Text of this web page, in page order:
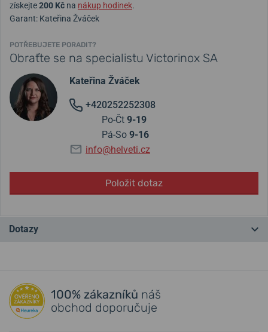
získejte200 Kč na nákup hodinek.
Garant: Kateřina Žváček
POTŘEBUJETE PORADIT?
Obraťte se na specialistu Victorinox SA
Kateřina Žváček
+420252252308
Po-Čt 9-19
Pá-So 9-16
info@helveti.cz
Položit dotaz
Dotazy
Přidat dotaz
100% zákazníků náš
obchod doporučuje